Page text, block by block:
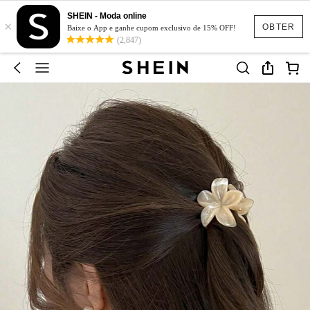
OBTER
×
SHEIN - Moda online
Baixe o App e ganhe cupom exclusivo de 15% OFF!
(2,847)